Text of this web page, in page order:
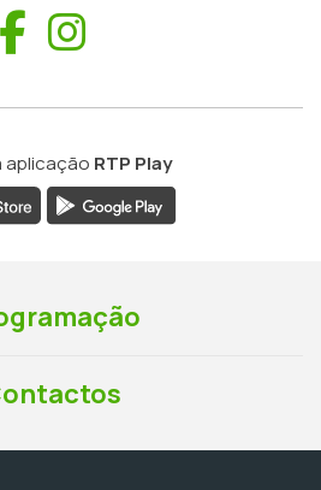
Facebook
aplicação RTP Play